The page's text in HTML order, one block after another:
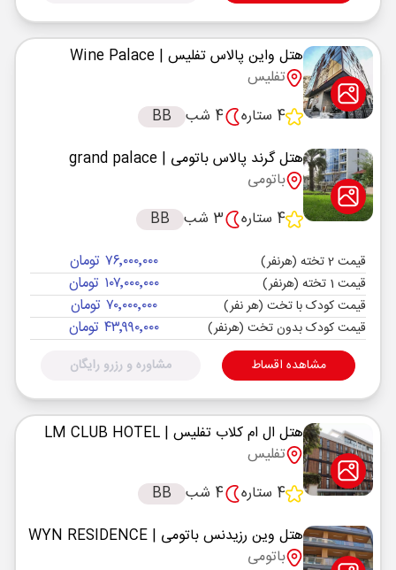
هتل واین پالاس تفلیس | Wine Palace
تفلیس
4 ستاره
4 شب
BB
هتل گرند پالاس باتومی | grand palace
باتومی
4 ستاره
3 شب BB
قیمت 2 تخته (هرنفر) ۷۶٬۰۰۰٬۰۰۰ تومان
قیمت 1 تخته (هرنفر) ۱۰۷٬۰۰۰٬۰۰۰ تومان
قیمت کودک با تخت (هر نفر) ۷۰٬۰۰۰٬۰۰۰ تومان
قیمت کودک بدون تخت (هرنفر) ۴۳٬۹۹۰٬۰۰۰ تومان
مشاهده اقساط مشاوره و رزرو رایگان
هتل ال ام کلاب تفلیس | LM CLUB HOTEL
تفلیس
4 ستاره
4 شب
BB
هتل وین رزیدنس باتومی | WYN RESIDENCE
باتومی